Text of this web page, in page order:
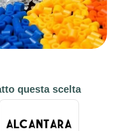
questa scelta